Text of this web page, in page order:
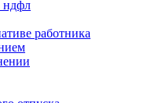
ндфл
работника